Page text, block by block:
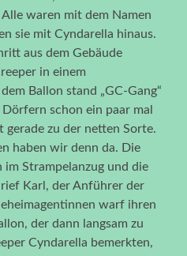
waren mit dem Namen
sie mit Cyndarella hinaus.
aus dem Gebäude
in einem
Ballon stand „GC-Gang“
schon ein paar mal
zu der netten Sorte.
haben wir denn da. Die
im Strampelanzug und die
Karl, der Anführer der
warf ihren
der dann langsam zu
Cyndarella bemerkten,